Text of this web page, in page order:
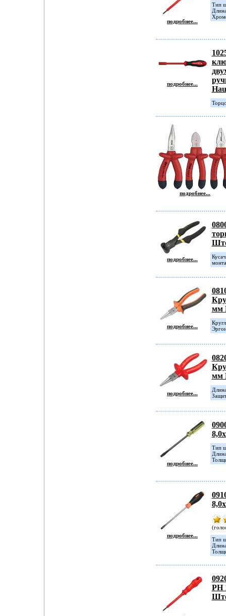
подробнее...
Тип
подробнее...
подробнее...
подробнее...
подробнее...
мм
подробнее...
мм
подробнее...
Тип
подробнее...
Тип
PH